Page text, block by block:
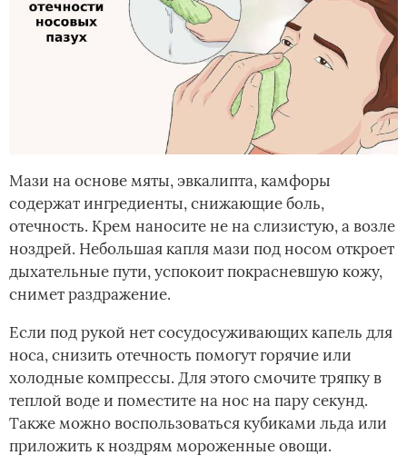
Мази на основе мяты, эвкалипта, камфоры
содержат ингредиенты, снижающие боль,
отечность. Крем наносите не на слизистую, а возле
ноздрей. Небольшая капля мази под носом откроет
дыхательные пути, успокоит покрасневшую кожу,
снимет раздражение.
Если под рукой нет сосудосуживающих капель для
носа, снизить отечность помогут горячие или
холодные компрессы. Для этого смочите тряпку в
теплой воде и поместите на нос на пару секунд.
Также можно воспользоваться кубиками льда или
приложить к ноздрям мороженные овощи.